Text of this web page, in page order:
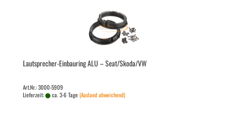
Lautsprecher-​​Ein­bau­ring ALU – Seat/Skoda/VW
Art.Nr.: 3000-5909
Lieferzeit:
ca. 3-6 Tage(Ausland abweichend)